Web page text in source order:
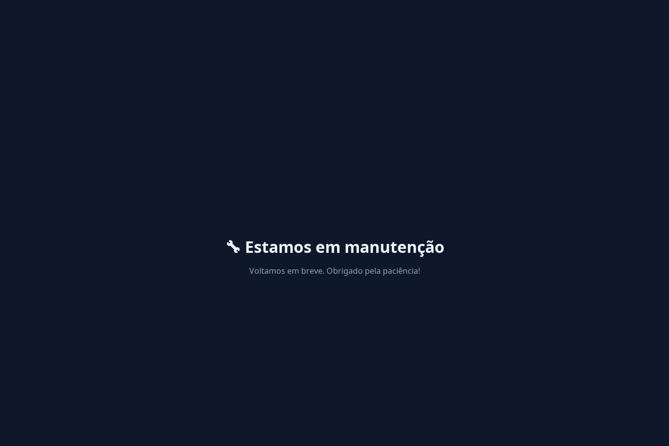
🔧 Estamos em manutenção
Voltamos em breve. Obrigado pela paciência!